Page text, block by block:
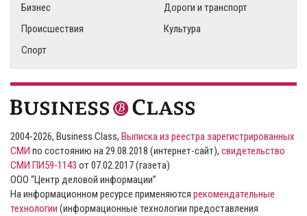
Бизнес
Дороги и транспорт
Происшествия
Культура
Спорт
2004-2026, Business Class, Выписка из реестра зарегистрированных
СМИ по состоянию на 29.08.2018 (интернет-сайт), свидетельство
СМИ ПИ59-1143 от 07.02.2017 (газета)
ООО “Центр деловой информации”
На информационном ресурсе применяются рекомендательные
технологии (информационные технологии предоставления